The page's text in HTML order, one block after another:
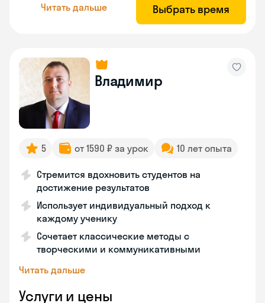
Читать дальше Выбрать время
Владимир
5 от 1590 ₽ за урок 10 лет опыта
Стремится вдохновить студентов на
достижение результатов
Использует индивидуальный подход к
каждому ученику
Сочетает классические методы с
творческими и коммуникативными
Читать дальше
Услуги и цены